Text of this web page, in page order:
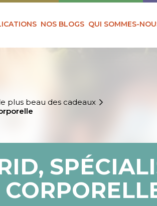
NOS BLOGS QUI SOMMES-
plus beau des cadeaux